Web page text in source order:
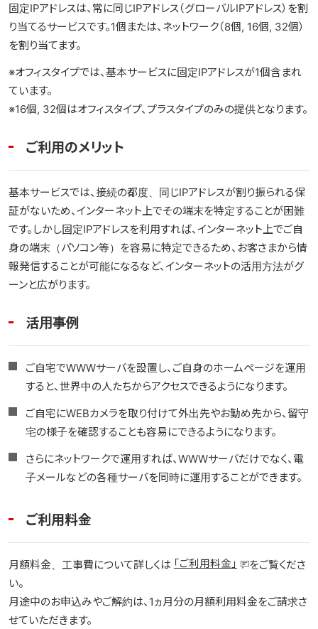
よくある質問
固定IPアドレスは、常に同じIPアドレス（グローバルIPアドレス）を割
り当てるサービスです。1個または、ネットワーク（8個, 16個, 32個）
を割り当てます。
※オフィスタイプでは、基本サービスに固定IPアドレスが1個含まれ
ています。
※16個, 32個はオフィスタイプ、プラスタイプのみの提供となります。
ご利用のメリット
基本サービスでは、接続の都度、同じIPアドレスが割り振られる保
証がないため、インターネット上でその端末を特定することが困難
です。しかし固定IPアドレスを利用すれば、インターネット上でご自
身の端末（パソコン等）を容易に特定できるため、お客さまから情
報発信することが可能になるなど、インターネットの活用方法がグ
ーンと広がります。
活用事例
ご自宅でWWWサーバを設置し、ご自身のホームページを運用
すると、世界中の人たちからアクセスできるようになります。
ご自宅にWEBカメラを取り付けて外出先やお勤め先から、留守
宅の様子を確認することも容易にできるようになります。
さらにネットワークで運用すれば、WWWサーバだけでなく、電
子メールなどの各種サーバを同時に運用することができます。
ご利用料金
月額料金、工事費について詳しくは 「ご利用料金」
をご覧くださ
い。
月途中のお申込みやご解約は、1ヵ月分の月額利用料金をご請求さ
せていただきます。